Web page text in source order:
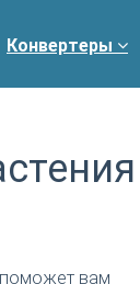
Конвертеры
поможет вам